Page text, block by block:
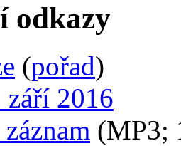
odkazy
(pořad)
září 2016
(MP3;